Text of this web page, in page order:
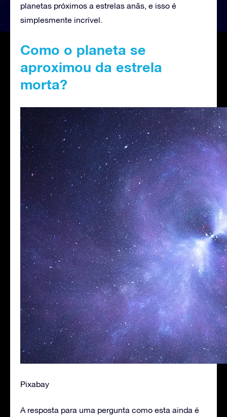
planetas próximos a estrelas anãs, e isso é
simplesmente incrível.
Como o planeta se
aproximou da estrela
morta?
Pixabay
A resposta para uma pergunta como esta ainda é